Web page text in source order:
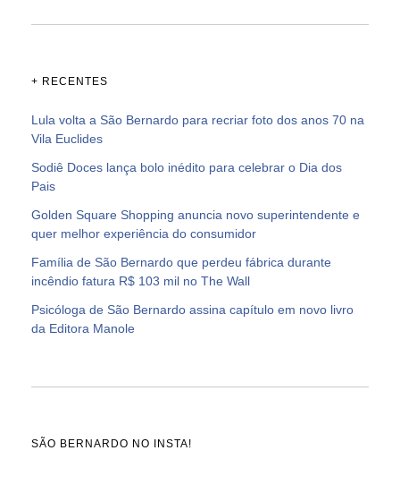
+ RECENTES
Lula volta a São Bernardo para recriar foto dos anos 70 na
Vila Euclides
Sodiê Doces lança bolo inédito para celebrar o Dia dos
Pais
Golden Square Shopping anuncia novo superintendente e
quer melhor experiência do consumidor
Família de São Bernardo que perdeu fábrica durante
incêndio fatura R$ 103 mil no The Wall
Psicóloga de São Bernardo assina capítulo em novo livro
da Editora Manole
SÃO BERNARDO NO INSTA!